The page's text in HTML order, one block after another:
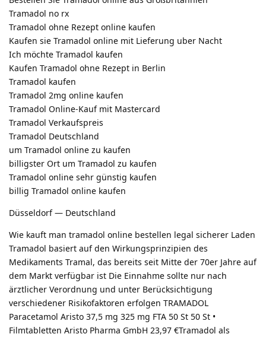
Tramadol no rx
Tramadol ohne Rezept online kaufen
Kaufen sie Tramadol online mit Lieferung uber Nacht
Ich möchte Tramadol kaufen
Kaufen Tramadol ohne Rezept in Berlin
Tramadol kaufen
Tramadol 2mg online kaufen
Tramadol Online-Kauf mit Mastercard
Tramadol Verkaufspreis
Tramadol Deutschland
um Tramadol online zu kaufen
billigster Ort um Tramadol zu kaufen
Tramadol online sehr günstig kaufen
billig Tramadol online kaufen
Düsseldorf — Deutschland
Wie kauft man tramadol online bestellen legal sicherer Laden
Tramadol basiert auf den Wirkungsprinzipien des
Medikaments Tramal, das bereits seit Mitte der 70er Jahre auf
dem Markt verfügbar ist Die Einnahme sollte nur nach
ärztlicher Verordnung und unter Berücksichtigung
verschiedener Risikofaktoren erfolgen TRAMADOL
Paracetamol Aristo 37,5 mg 325 mg FTA 50 St 50 St •
Filmtabletten Aristo Pharma GmbH 23,97 €Tramadol als